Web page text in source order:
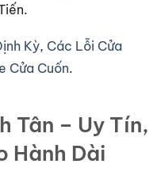
Kỳ, Các Lỗi Cửa
Cửa Cuốn.
Tân – Uy Tín,
Hành Dài